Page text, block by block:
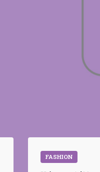
FASHION